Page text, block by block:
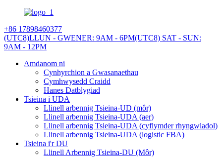
+86 17898460377
(UTC8)LLUN - GWENER: 9AM - 6PM(UTC8) SAT - SUN:
9AM - 12PM
Amdanom ni
Cynhyrchion a Gwasanaethau
Cymhwysedd Craidd
Hanes Datblygiad
Tsieina i UDA
Llinell arbennig Tsieina-UD (môr)
Llinell arbennig Tsieina-UDA (aer)
Llinell arbennig Tsieina-UDA (cyflymder rhyngwladol)
Llinell arbennig Tsieina-UDA (logistic FBA)
Tsieina i'r DU
Llinell Arbennig Tsieina-DU (Môr)